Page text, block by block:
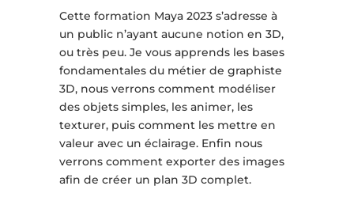
Cette formation Maya 2023 s’adresse à
un public n’ayant aucune notion en 3D,
ou très peu. Je vous apprends les bases
fondamentales du métier de graphiste
3D, nous verrons comment modéliser
des objets simples, les animer, les
texturer, puis comment les mettre en
valeur avec un éclairage. Enfin nous
verrons comment exporter des images
afin de créer un plan 3D complet.